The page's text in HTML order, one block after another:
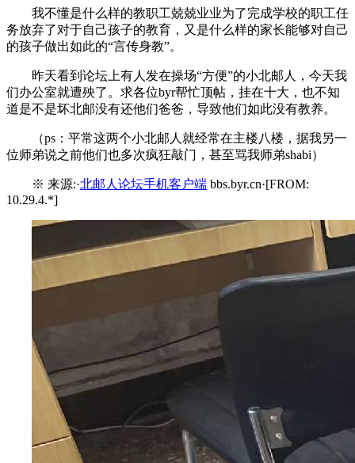
我不懂是什么样的教职工兢兢业业为了完成学校的职工任
务放弃了对于自己孩子的教育，又是什么样的家长能够对自己
的孩子做出如此的“言传身教”。
昨天看到论坛上有人发在操场“方便”的小北邮人，今天我
们办公室就遭殃了。求各位byr帮忙顶帖，挂在十大，也不知
道是不是坏北邮没有还他们爸爸，导致他们如此没有教养。
（ps：平常这两个小北邮人就经常在主楼八楼，据我另一
位师弟说之前他们也多次疯狂敲门，甚至骂我师弟shabi）
※ 来源:·北邮人论坛手机客户端 bbs.byr.cn·[FROM:
10.29.4.*]